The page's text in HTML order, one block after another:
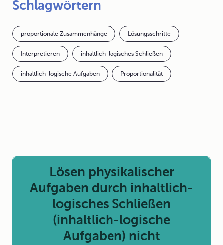
Schlagwörtern
proportionale Zusammenhänge Lösungsschritte
Interpretieren inhaltlich-logisches Schließen
inhaltlich-logische Aufgaben Proportionalität
Lösen physikalischer
Aufgaben durch inhaltlich-
logisches Schließen
(inhaltlich-logische
Aufgaben) nicht